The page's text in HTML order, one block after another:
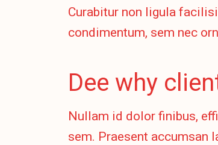
Curabitur non ligula
condimentum, sem nec
Dee why
Nullam id dolor finibus,
sem. Praesent accumsan